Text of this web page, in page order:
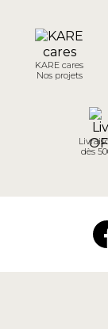
KARE cares
Nos projets
dès